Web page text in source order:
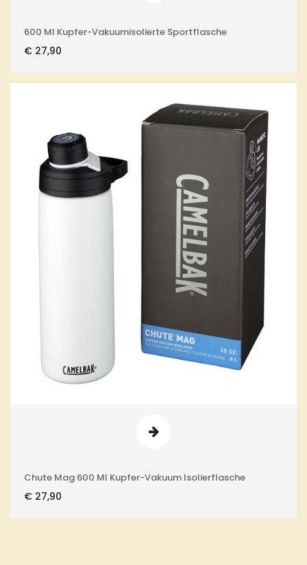
600 Ml Kupfer-Vakuumisolierte Sportflasche
€ 27,90
Chute Mag 600 Ml Kupfer-Vakuum Isolierflasche
€ 27,90